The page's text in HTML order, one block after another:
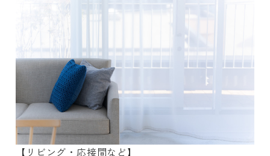
【リビング・応接間など】